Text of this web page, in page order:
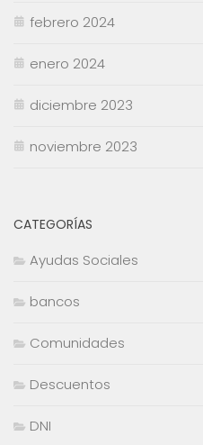
febrero 2024
enero 2024
diciembre 2023
noviembre 2023
CATEGORÍAS
Ayudas Sociales
bancos
Comunidades
Descuentos
DNI